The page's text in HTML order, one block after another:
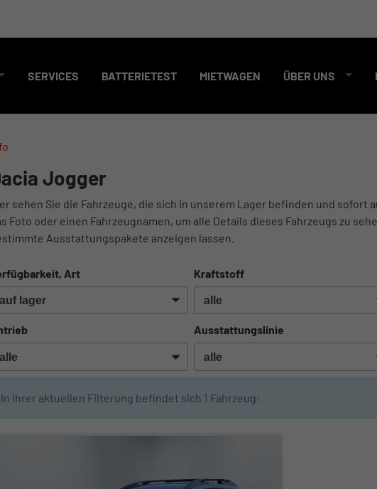
SERVICES BATTERIETEST MIETWAGEN ÜBER UNS
Jogger
sehen Sie die Fahrzeuge, die sich in unserem Lager befinden und sofort
Foto oder einen Fahrzeugnamen, um alle Details dieses Fahrzeugs zu
Ausstattungspakete anzeigen lassen.
Art Kraftstoff
Ausstattungslinie
In Ihrer aktuellen Filterung befindet sich 1 Fahrzeug: